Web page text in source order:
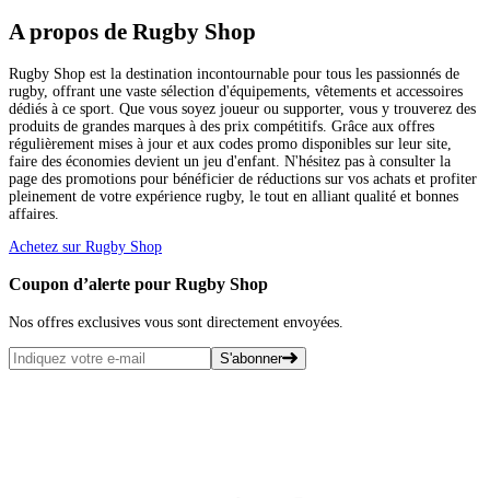
A propos de Rugby Shop
Rugby Shop est la destination incontournable pour tous les passionnés de
rugby, offrant une vaste sélection d'équipements, vêtements et accessoires
dédiés à ce sport. Que vous soyez joueur ou supporter, vous y trouverez des
produits de grandes marques à des prix compétitifs. Grâce aux offres
régulièrement mises à jour et aux codes promo disponibles sur leur site,
faire des économies devient un jeu d'enfant. N'hésitez pas à consulter la
page des promotions pour bénéficier de réductions sur vos achats et profiter
pleinement de votre expérience rugby, le tout en alliant qualité et bonnes
affaires.
Achetez sur Rugby Shop
Coupon d’alerte pour Rugby Shop
Nos offres exclusives vous sont directement envoyées.
S'abonner